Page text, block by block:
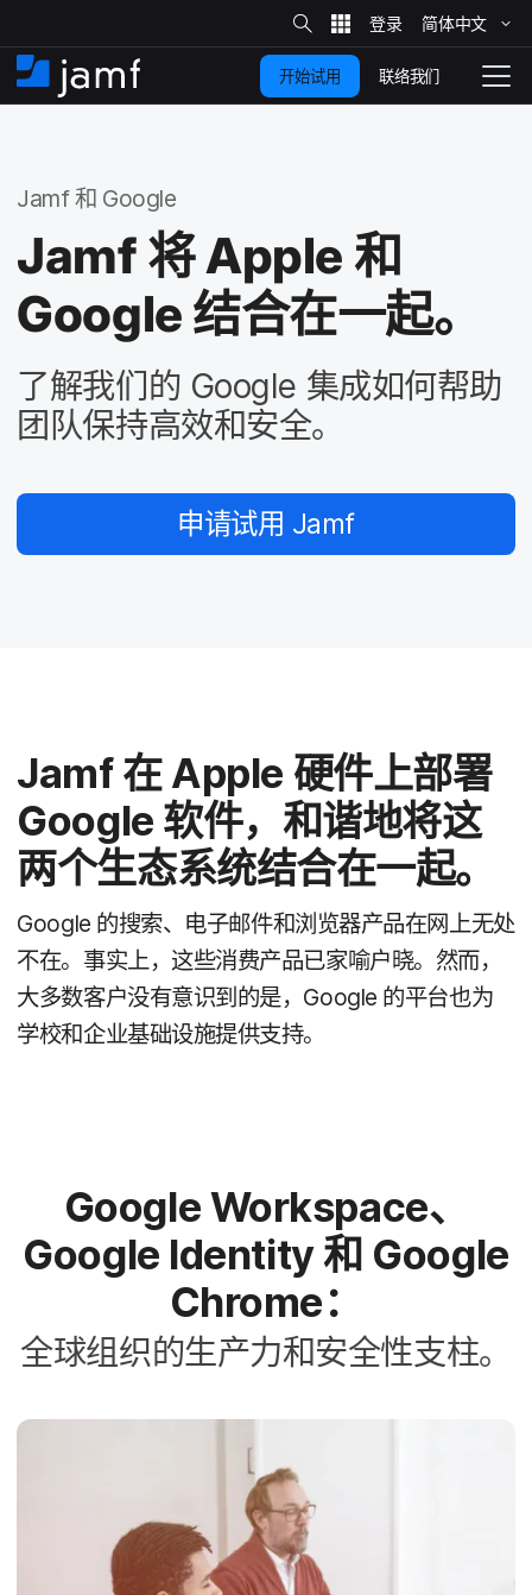
​
至
​
内
站
​内
​搜
索
简体​中文
首
​
拨
动
开始试用 联络我们
Jamf和 Google
Jamf 将Apple 和
Google 结合​在​一起。
了解​我们​的 Google 集成​如何​帮助​
团队​保持​高效​和​安全。
申请​试用 Jamf
Jamf在Apple 硬件​上​部署
Google 软件，​和​谐地​将​这​
两​个​生态​系统​结合​在​一起。
Google 的​搜索、​电子​邮件​和​浏览器​产品​在​网上​无处​
不​在。​事实​上，​这些​消费​产品​已​家​喻户晓。​然而，​
大多数​客户​没有​意识到​的​是， Google 的​平台​也​为​
学校​和​企业​基础​设施​提供​支持。
Google Workspace、
Google Identity和 Google
Chrome：
全球​组织​的​生产力​和​安全性​支柱。